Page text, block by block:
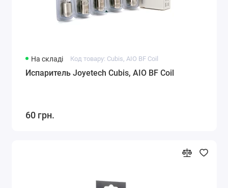
На складі Код товару: Cubis, AIO BF Coil
Испаритель Joyetech Cubis, AIO BF Coil
60 грн.